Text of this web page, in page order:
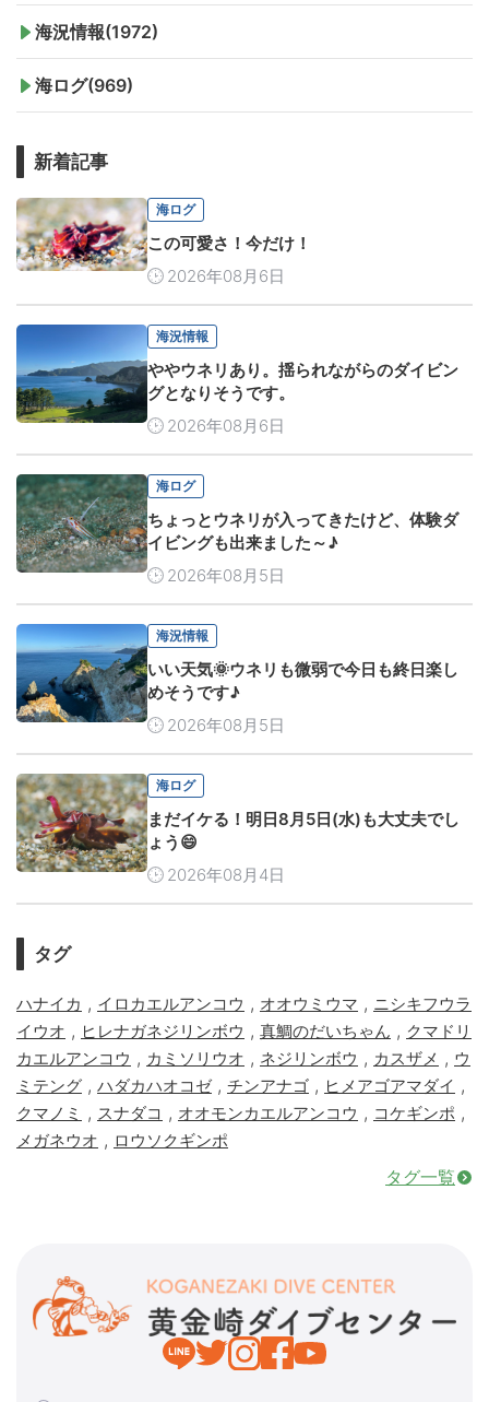
海況情報(1972)
海ログ(969)
新着記事
海ログ
この可愛さ！今だけ！
2026年08月6日
海況情報
ややウネリあり。揺られながらのダイビン
グとなりそうです。
2026年08月6日
海ログ
ちょっとウネリが入ってきたけど、体験ダ
イビングも出来ました～♪
2026年08月5日
海況情報
いい天気🌞ウネリも微弱で今日も終日楽し
めそうです♪
2026年08月5日
海ログ
まだイケる！明日8月5日(水)も大丈夫でし
ょう😄
2026年08月4日
タグ
ハナイカ , イロカエルアンコウ , オオウミウマ , ニシキフウラ
イウオ , ヒレナガネジリンボウ , 真鯛のだいちゃん , クマドリ
カエルアンコウ , カミソリウオ , ネジリンボウ , カスザメ , ウ
ミテング , ハダカハオコゼ, チンアナゴ , ヒメアゴアマダイ ,
クマノミ , スナダコ , オオモンカエルアンコウ , コケギンポ ,
メガネウオ , ロウソクギンポ
タグ一覧